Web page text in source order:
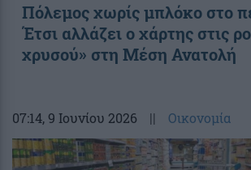
Πόλεμος χωρίς μπλόκο στο
Έτσι αλλάζει ο χάρτης στις
χρυσού» στη Μέση Ανατολή
07:14, 9 Ιουνίου 2026 || Οικονομία